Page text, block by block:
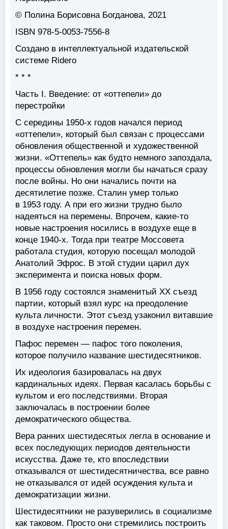
© Полина Борисовна Богданова, 2021
ISBN 978-5-0053-7556-8
Создано в интеллектуальной издательской
системе Ridero
* * *
Часть I. Введение: от «оттепели» до
перестройки
С середины 1950-х годов начался период
«оттепели», который был связан с процессами
обновления общественной и художественной
жизни. «Оттепель» как будто немного запоздала,
процессы обновления могли бы начаться сразу
после войны. Но они начались почти на
десятилетие позже. Сталин умер только
в 1953 году. А при его жизни трудно было
надеяться на перемены. Впрочем, какие-то
новые настроения носились в воздухе еще в
конце 1940-х. Тогда при театре Моссовета
работала студия, которую посещал молодой
Анатолий Эфрос. В этой студии царил дух
эксперимента и поиска новых форм.
В 1956 году состоялся знаменитый ХХ съезд
партии, который взял курс на преодоление
культа личности. Этот съезд узаконил витавшие
в воздухе настроения перемен.
Пафос перемен — пафос того поколения,
которое получило название шестидесятников.
Их идеология базировалась на двух
кардинальных идеях. Первая касалась борьбы с
культом и его последствиями. Вторая
заключалась в построении более
демократического общества.
Вера ранних шестидесятых легла в основание и
всех последующих периодов деятельности
искусства. Даже те, кто впоследствии
отказывался от шестидесятничества, все равно
не отказывался от идей осуждения культа и
демократизации жизни.
Шестидесятники не разуверились в социализме
как таковом. Просто они стремились построить